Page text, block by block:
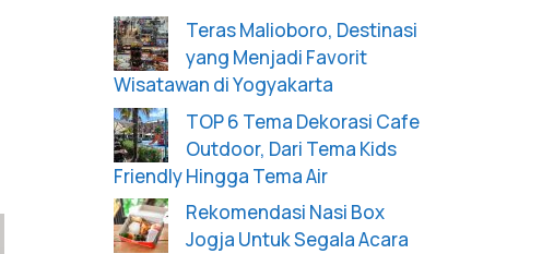
Teras Malioboro, Destinasi
yang Menjadi Favorit
Wisatawan di Yogyakarta
TOP 6 Tema Dekorasi Cafe
Outdoor, Dari Tema Kids
Friendly Hingga Tema Air
Rekomendasi Nasi Box
Jogja Untuk Segala Acara